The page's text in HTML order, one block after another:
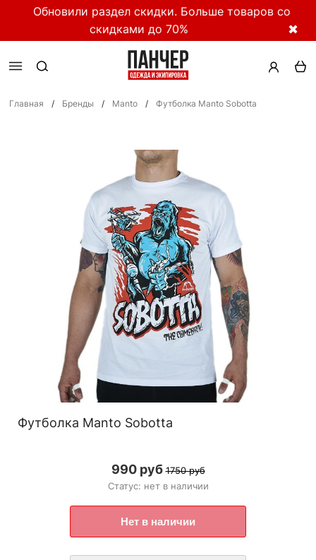
Обновили раздел скидки. Больше товаров со
скидками до 70%
✖
Главная / Бренды / Manto / Футболка Manto Sobotta
Футболка Manto Sobotta
990 руб 1750 руб
Статус: нет в наличии